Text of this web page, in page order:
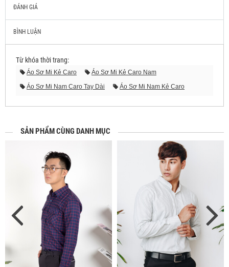
ĐÁNH GIÁ
BÌNH LUẬN
Từ khóa thời trang:
Áo Sơ Mi Kẻ Caro
Áo Sơ Mi Kẻ Caro Nam
Áo Sơ Mi Nam Caro Tay Dài
Áo Sơ Mi Nam Kẻ Caro
Sơ Mi Ca Rô Nam
Áo Kẻ Caro
SẢN PHẨM CÙNG DANH MỤC